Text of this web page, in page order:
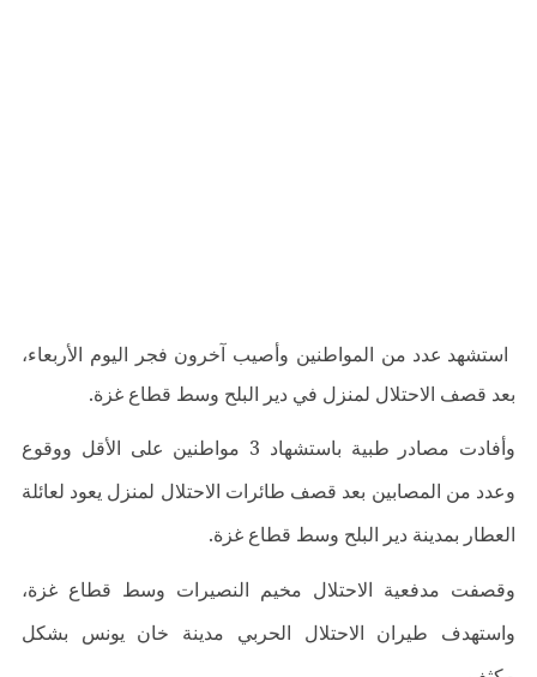
استشهد عدد من المواطنين وأصيب آخرون فجر اليوم الأربعاء،
بعد قصف الاحتلال لمنزل في دير البلح وسط قطاع غزة.
وأفادت مصادر طبية باستشهاد 3 مواطنين على الأقل ووقوع
وعدد من المصابين بعد قصف طائرات الاحتلال لمنزل يعود لعائلة
العطار بمدينة دير البلح وسط قطاع غزة.
وقصفت مدفعية الاحتلال مخيم النصيرات وسط قطاع غزة،
واستهدف طيران الاحتلال الحربي مدينة خان يونس بشكل